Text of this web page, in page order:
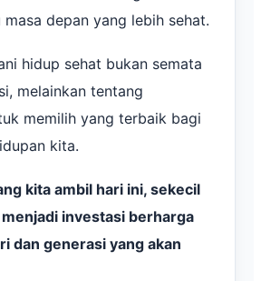
depan yang lebih sehat.
hidup sehat bukan semata
melainkan tentang
memilih yang terbaik bagi
kita.
kita ambil hari ini, sekecil
menjadi investasi berharga
dan generasi yang akan